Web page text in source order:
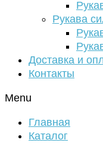
Рукава
Доставка и
Контакты
Menu
Главная
Каталог